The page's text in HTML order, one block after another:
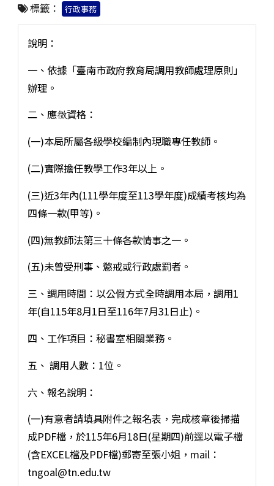
標籤： 行政事務
說明：
一、依據「臺南市政府教育局調用教師處理原則」
辦理。
二、應徴資格：
(一)本局所屬各級學校編制內現職專任教師。
(二)實際擔任教學工作3年以上。
(三)近3年內(111學年度至113學年度)成績考核均為
四條一款(甲等)。
(四)無教師法第三十條各款情事之一。
(五)未曾受刑事、懲戒或行政處罰者。
三、調用時間：以公假方式全時調用本局，調用1
年(自115年8月1日至116年7月31日止)。
四、工作項目：秘書室相關業務。
五、 調用人數：1位。
六、報名說明：
(一)有意者請填具附件之報名表，完成核章後掃描
成PDF檔，於115年6月18日(星期四)前逕以電子檔
(含EXCEL檔及PDF檔)郵寄至張小姐，mail：
tngoal@tn.edu.tw